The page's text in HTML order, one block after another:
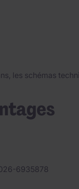
les schémas
6935878